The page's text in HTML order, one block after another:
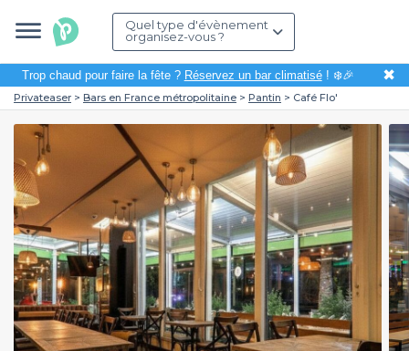
Quel type d'évènement
organisez-vous ?
Trop chaud pour faire la fête ? Réservez un bar climatisé! ❄️🎉 ✖
Privateaser Bars en France métropolitaine Pantin Café Flo'